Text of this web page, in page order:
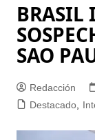
BRASIL
SAO
Redacción
Destacado,